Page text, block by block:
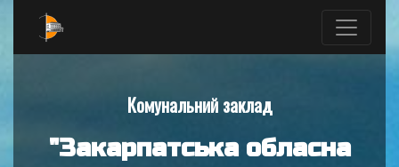
Комунальний заклад
"Закарпатська обласна